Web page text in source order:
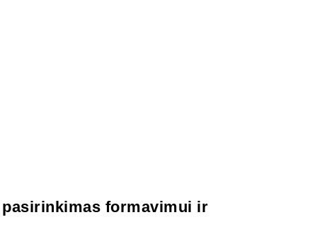
formavimui ir